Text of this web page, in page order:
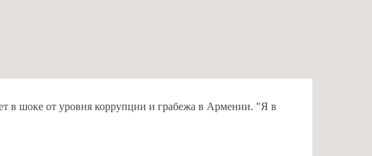
в шоке от уровня коррупции и грабежа в Армении. "Я в